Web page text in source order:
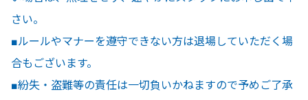
さい。
■ルールやマナーを遵守できない方は退場していただく場
合もございます。
■紛失・盗難等の責任は一切負いかねますので予めご了承